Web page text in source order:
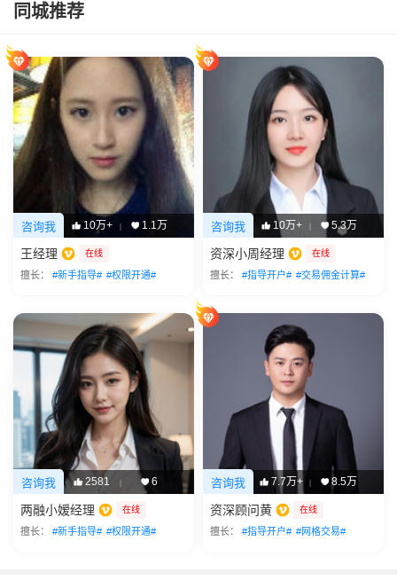
同城推荐
咨询我 10万+ | 1.1万
王经理 在线
擅长： #新手指导# #权限开通#
咨询我 10万+ | 5.3万
资深小周经理 在线
擅长： #指导开户# #交易佣金计算#
咨询我 2581 | 6
两融小嫒经理 在线
擅长： #新手指导# #权限开通#
咨询我 7.7万+ | 8.5万
资深顾问黄 在线
擅长： #指导开户# #网格交易#